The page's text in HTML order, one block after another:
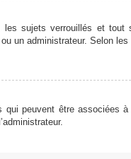
les sujets verrouillés et
un administrateur. Selon
peuvent être associées